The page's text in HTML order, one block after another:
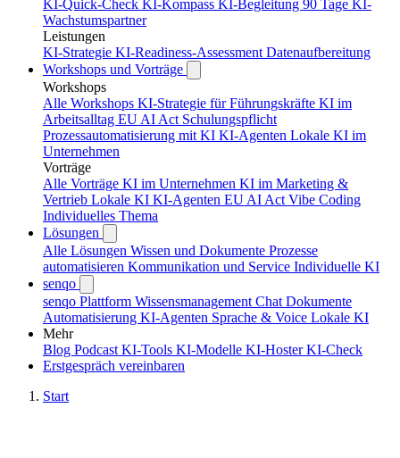
KI-Quick-Check KI-Kompass KI-Begleitung 90 Tage KI-
Wachstumspartner
Leistungen
KI-Strategie KI-Readiness-Assessment Datenaufbereitung
Workshops und Vorträge
Workshops
Alle Workshops KI-Strategie für Führungskräfte KI im
Arbeitsalltag EU AI Act Schulungspflicht
Prozessautomatisierung mit KI KI-Agenten Lokale KI im
Unternehmen
Vorträge
Alle Vorträge KI im Unternehmen KI im Marketing &
Vertrieb Lokale KI KI-Agenten EU AI Act Vibe Coding
Individuelles Thema
Lösungen
Alle Lösungen Wissen und Dokumente Prozesse
automatisieren Kommunikation und Service Individuelle KI
senqo
senqo Plattform Wissensmanagement Chat Dokumente
Automatisierung KI-Agenten Sprache & Voice Lokale KI
Mehr
Blog Podcast KI-Tools KI-Modelle KI-HosterKI-Check
Erstgespräch vereinbaren
Start